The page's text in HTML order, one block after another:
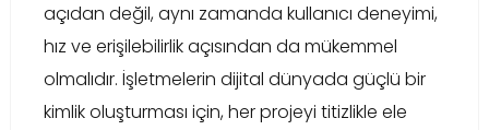
açıdan değil, aynı zamanda kullanıcı deneyimi,
hız ve erişilebilirlik açısından da mükemmel
olmalıdır. İşletmelerin dijital dünyada güçlü bir
kimlik oluşturması için, her projeyi titizlikle ele